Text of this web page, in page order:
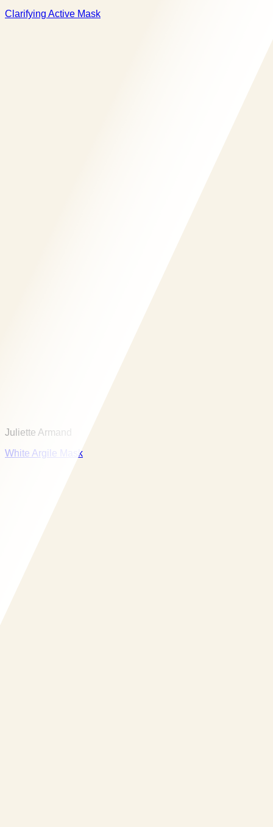
Clarifying Active Mask
Juliette Armand
White Argile Mask